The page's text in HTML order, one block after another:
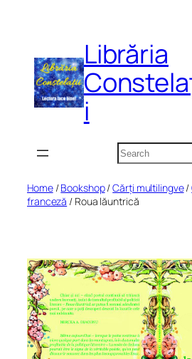
Librăria
i
Search
Home/Bookshop/Cărți multilingve/
franceză / Roua lăuntrică